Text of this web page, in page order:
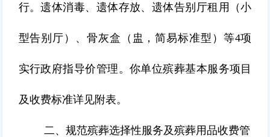
行。遗体消毒、遗体存放、遗体告别厅租用（小
型告别厅）、骨灰盒（盅，简易标准型）等4项
实行政府指导价管理。你单位殡葬基本服务项目
及收费标准详见附表。
二、规范殡葬选择性服务及殡葬用品收费管